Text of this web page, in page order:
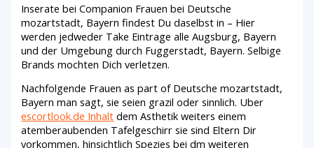
Inserate bei Companion Frauen bei Deutsche
mozartstadt, Bayern findest Du daselbst in – Hier
werden jedweder Take Eintrage alle Augsburg, Bayern
und der Umgebung durch Fuggerstadt, Bayern. Selbige
Brands mochten Dich verletzen.
Nachfolgende Frauen as part of Deutsche mozartstadt,
Bayern man sagt, sie seien grazil oder sinnlich. Uber
escortlook.de Inhalt dem Asthetik weiters einem
atemberaubenden Tafelgeschirr sie sind Eltern Dir
vorkommen, hinsichtlich Spezies bei dm weiteren